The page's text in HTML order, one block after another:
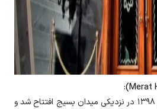
در سال ۱۳۹۸ در نزدیکی میدان بسیج افتتاح شد و